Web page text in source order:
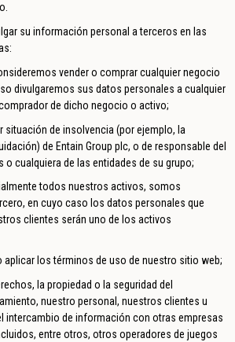
su información personal a terceros en las
vender o comprar cualquier negocio
divulgaremos sus datos personales a cualquier
de dicho negocio o activo;
situación de insolvencia (por ejemplo, la
de Entain Group plc, o de responsable del
o cualquiera de las entidades de su grupo;
todos nuestros activos, somos
en cuyo caso los datos personales que
clientes serán uno de los activos
aplicar los términos de uso de nuestro sitio web;
la propiedad o la seguridad del
nuestro personal, nuestros clientes u
intercambio de información con otras empresas
entre otros, otros operadores de juegos